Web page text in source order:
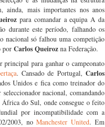
ainda, mais importantes nos anos
para comandar a equipa A da
durante este período, falhando os
nacional só falhou uma competição
por Carlos Queiroz na Federação.
principal para ganhar o campeonato
. Cansado de Portugal,Carlos
Unidos e fica como treinador do
nacional, comandando
África do Sul, onde consegue o feito
por incompatibilidade com a
2003, noManchester United. Em